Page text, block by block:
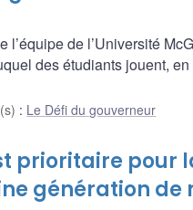
de l’Université
des étudiants jouent,
: Le Défi du gouverneur
prioritaire pour
génération de